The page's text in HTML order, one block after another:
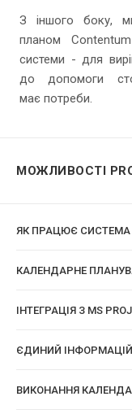
З іншого боку,
планом
системи - для
до допомоги
має потреби.
МОЖЛИВОСТІ
ЯК ПРАЦЮЄ СИСТЕМА
КАЛЕНДАРНЕ
ІНТЕГРАЦІЯ З MS
ЄДИНИЙ
ВИКОНАННЯ